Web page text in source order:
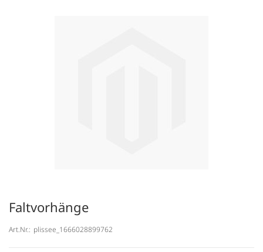
Faltvorhänge
Art.Nr.: plissee_1666028899762